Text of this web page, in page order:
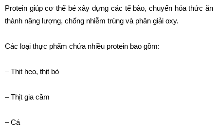
Protein giúp cơ thể bé xây dựng các tế bào, chuyển hóa thức ăn
thành năng lượng, chống nhiễm trùng và phân giải oxy.
Các loại thực phẩm chứa nhiều protein bao gồm:
– Thịt heo, thịt bò
– Thịt gia cầm
– Cá